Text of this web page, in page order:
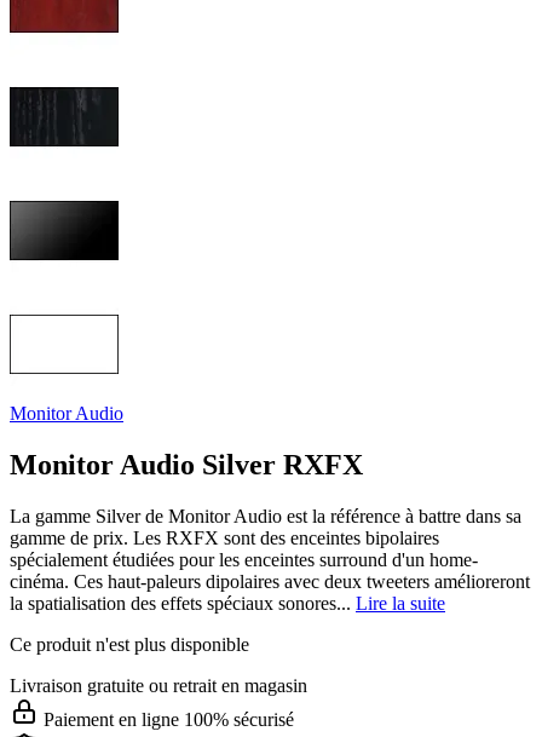
Monitor Audio
Monitor Audio Silver RXFX
La gamme Silver de Monitor Audio est la référence à battre dans sa
gamme de prix. Les RXFX sont des enceintes bipolaires
spécialement étudiées pour les enceintes surround d'un home-
cinéma. Ces haut-paleurs dipolaires avec deux tweeters amélioreront
la spatialisation des effets spéciaux sonores... Lire la suite
Ce produit n'est plus disponible
Livraison gratuite ou retrait en magasin
Paiement en ligne 100% sécurisé